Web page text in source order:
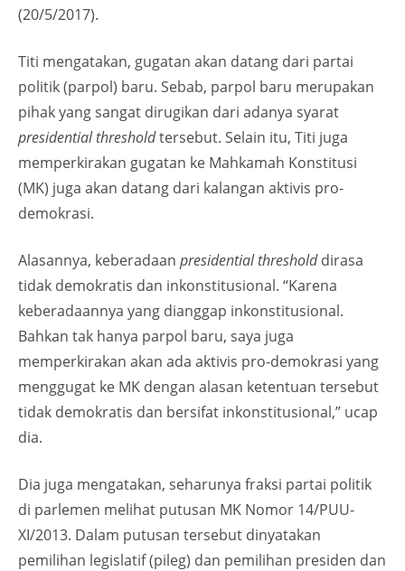
(20/5/2017).
Titi mengatakan, gugatan akan datang dari partai
politik (parpol) baru. Sebab, parpol baru merupakan
pihak yang sangat dirugikan dari adanya syarat
presidential thresholdtersebut. Selain itu, Titi juga
memperkirakan gugatan ke Mahkamah Konstitusi
(MK) juga akan datang dari kalangan aktivis pro-
demokrasi.
Alasannya, keberadaan presidential thresholddirasa
tidak demokratis dan inkonstitusional. “Karena
keberadaannya yang dianggap inkonstitusional.
Bahkan tak hanya parpol baru, saya juga
memperkirakan akan ada aktivis pro-demokrasi yang
menggugat ke MK dengan alasan ketentuan tersebut
tidak demokratis dan bersifat inkonstitusional,” ucap
dia.
Dia juga mengatakan, seharunya fraksi partai politik
di parlemen melihat putusan MK Nomor 14/PUU-
XI/2013. Dalam putusan tersebut dinyatakan
pemilihan legislatif (pileg) dan pemilihan presiden dan